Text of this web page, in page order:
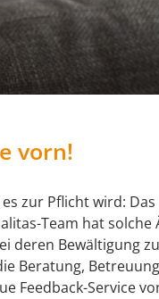
vorn!
zur Pflicht wird: Das
Team hat
deren Bewältigung
Beratung,
Feedback-Service